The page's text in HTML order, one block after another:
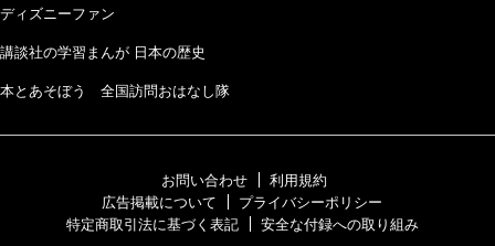
ディズニーファン
講談社の学習まんが 日本の歴史
本とあそぼう 全国訪問おはなし隊
お問い合わせ
利用規約
広告掲載について
プライバシーポリシー
特定商取引法に基づく表記
安全な付録への取り組み